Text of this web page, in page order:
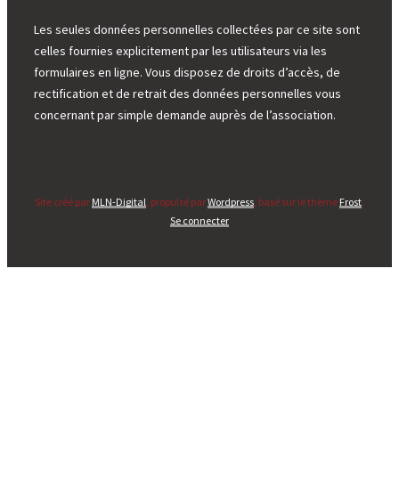
Les seules données personnelles collectées par ce site sont
celles fournies explicitement par les utilisateurs via les
formulaires en ligne. Vous disposez de droits d’accès, de
rectification et de retrait des données personnelles vous
concernant par simple demande auprès de l’association.
Site créé par MLN-Digital , propulsé parWordpress , basé sur le thème Frost.
Se connecter